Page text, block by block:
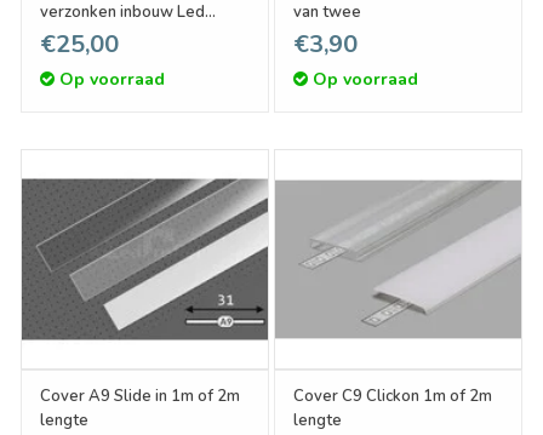
verzonken inbouw Led
Profiel 1m-2m
€25,00
Op voorraad
van twee
€3,90
Op voorraad
Cover A9 Slide in 1m of 2m
lengte
Cover C9 Clickon 1m of 2m
lengte